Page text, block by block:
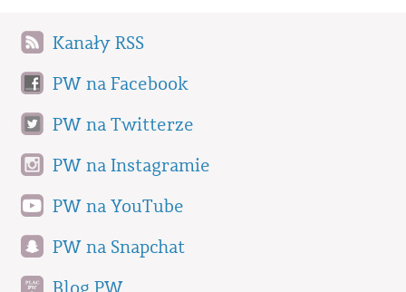
Kanały RSS
PW na Facebook
PW na Twitterze
PW na Instagramie
PW na YouTube
PW na Snapchat